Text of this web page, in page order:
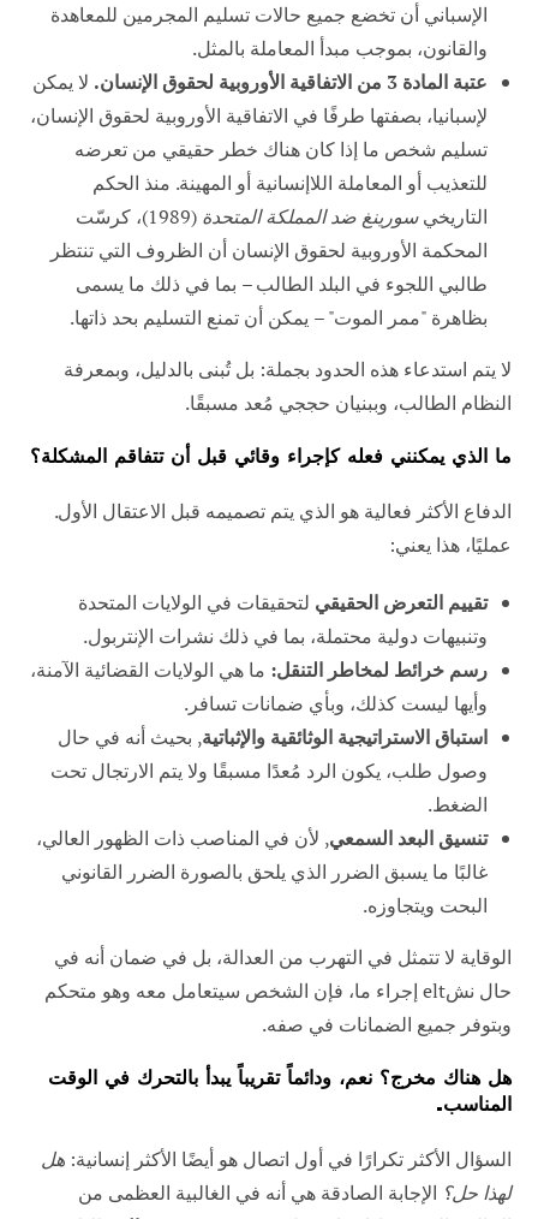
الإسباني أن تخضع جميع حالات تسليم المجرمين للمعاهدة
والقانون، بموجب مبدأ المعاملة بالمثل.
عتبة المادة 3 من الاتفاقية الأوروبية لحقوق الإنسان.
لا يمكن
لإسبانيا، بصفتها طرفًا في الاتفاقية الأوروبية لحقوق الإنسان،
تسليم شخص ما إذا كان هناك خطر حقيقي من تعرضه
للتعذيب أو المعاملة اللاإنسانية أو المهينة. منذ الحكم
التاريخيسورينغ ضد المملكة المتحدة
(1989)، كرسّت
المحكمة الأوروبية لحقوق الإنسان أن الظروف التي تنتظر
طالبي اللجوء في البلد الطالب – بما في ذلك ما يسمى
بظاهرة "ممر الموت" – يمكن أن تمنع التسليم بحد ذاتها.
لا يتم استدعاء هذه الحدود بجملة: بل تُبنى بالدليل، وبمعرفة
النظام الطالب، وببنيان حججي مُعد مسبقًا.
ما الذي يمكنني فعله كإجراء وقائي قبل أن تتفاقم المشكلة؟
الدفاع الأكثر فعالية هو الذي يتم تصميمه قبل الاعتقال الأول.
عمليًا، هذا يعني:
تقييم التعرض الحقيقي لتحقيقات في الولايات المتحدة
وتنبيهات دولية محتملة، بما في ذلك نشرات الإنتربول.
رسم خرائط لمخاطر التنقل: ما هي الولايات القضائية الآمنة،
وأيها ليست كذلك، وبأي ضمانات تسافر.
استباق الاستراتيجية الوثائقية والإثباتية, بحيث أنه في حال
وصول طلب، يكون الرد مُعدًا مسبقًا ولا يتم الارتجال تحت
الضغط.
تنسيق البعد السمعي, لأن في المناصب ذات الظهور العالي،
غالبًا ما يسبق الضرر الذي يلحق بالصورة الضرر القانوني
البحت ويتجاوزه.
الوقاية لا تتمثل في التهرب من العدالة، بل في ضمان أنه في
حال نشelt إجراء ما، فإن الشخص سيتعامل معه وهو متحكم
وبتوفر جميع الضمانات في صفه.
هل هناك مخرج؟ نعم، ودائماً تقريباً يبدأ بالتحرك في الوقت
المناسب.
السؤال الأكثر تكرارًا في أول اتصال هو أيضًا الأكثر إنسانية:هل
لهذا حل؟ الإجابة الصادقة هي أنه في الغالبية العظمى من